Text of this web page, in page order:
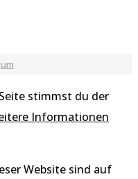
stimmst du der
Informationen
Website sind auf